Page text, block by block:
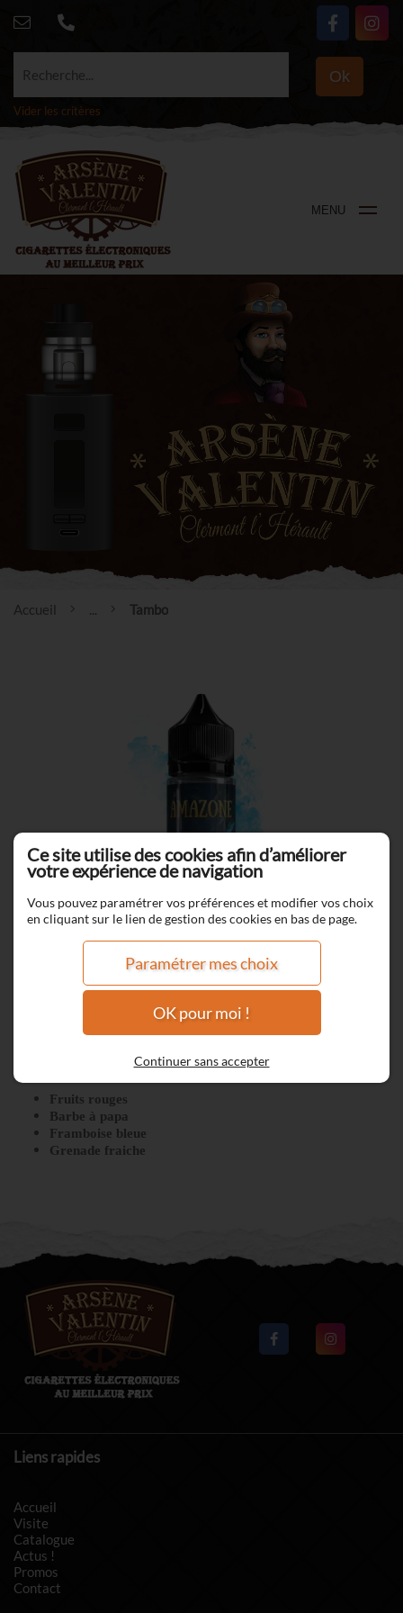
Recherche... Ok
Vider les critères
MENU
Accueil ... Tambo
Fruits rouges
Barbe à papa
Framboise bleue
Grenade fraiche
Liens rapides
Accueil
Visite
Catalogue
Actus !
Promos
Contact
Ce site utilise des cookies afin d’améliorer
votre expérience de navigation
Vous pouvez paramétrer vos préférences et modifier vos choix
en cliquant sur le lien de gestion des cookies en bas de page.
Paramétrer mes choix
OK pour moi !
Continuer sans accepter